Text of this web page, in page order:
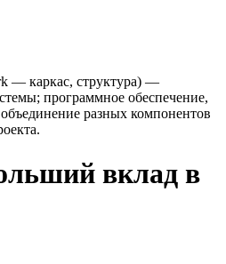
— каркас, структура) —
программное обеспечение,
разных компонентов
вклад в